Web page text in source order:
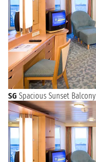
SG Spacious Sunset Balcony